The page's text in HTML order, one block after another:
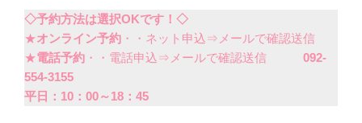
◇予約方法は選択OKです！◇
★オンライン予約 ・・ネット申込⇒メールで確認送信
★電話予約 ・・電話申込⇒メールで確認送信 092-
554-3155
平日：10：00～18：45